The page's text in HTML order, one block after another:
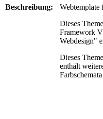
Beschreibung:
Dieses
Framework
Webdesign"
Dieses
enthält